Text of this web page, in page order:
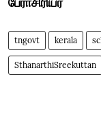
tngovt kerala
SthanarthiSreekuttan